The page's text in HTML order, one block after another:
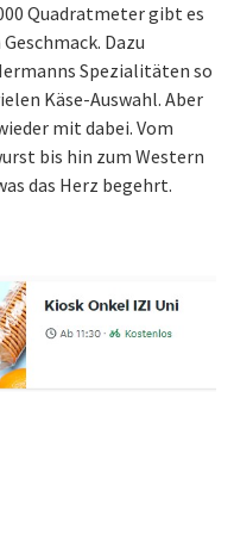
Quadratmeter gibt es
Dazu
Spezialitäten so
Käse-Auswahl. Aber
mit dabei. Vom
bis hin zum Western
das Herz begehrt.